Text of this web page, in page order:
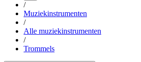
/
Muziekinstrumenten
/
Alle muziekinstrumenten
/
Trommels